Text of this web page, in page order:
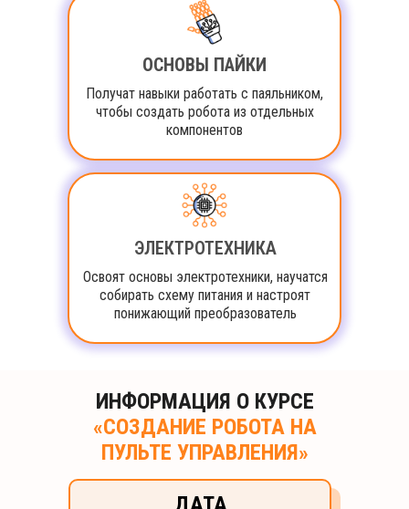
ОСНОВЫ ПАЙКИ
Получат навыки работать с паяльником,
чтобы создать робота из отдельных
компонентов
Освоят основы электротехники, научатся
собирать схему питания и настроят
понижающий преобразователь
ЭЛЕКТРОТЕХНИКА
ИНФОРМАЦИЯ О КУРСЕ
«СОЗДАНИЕ РОБОТА НА
ПУЛЬТЕ УПРАВЛЕНИЯ»